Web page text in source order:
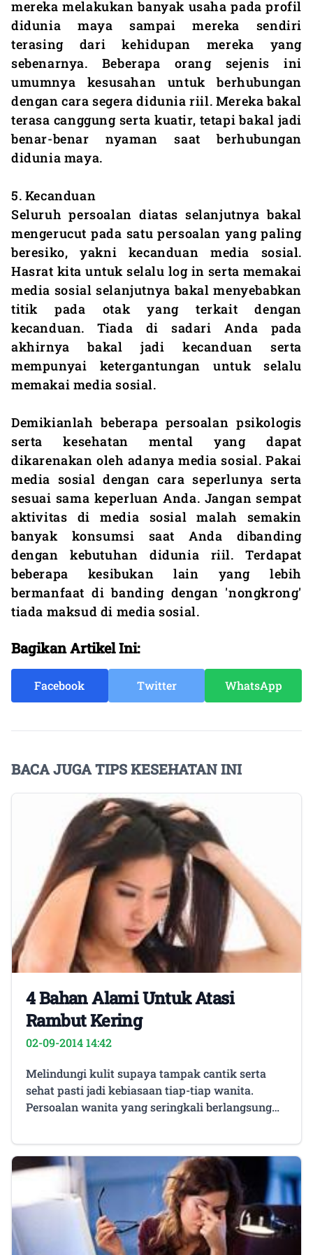
mereka melakukan banyak usaha pada profil
didunia maya sampai mereka sendiri
terasing dari kehidupan mereka yang
sebenarnya. Beberapa orang sejenis ini
umumnya kesusahan untuk berhubungan
dengan cara segera didunia riil. Mereka bakal
terasa canggung serta kuatir, tetapi bakal jadi
benar-benar nyaman saat berhubungan
didunia maya.
5. Kecanduan
Seluruh persoalan diatas selanjutnya bakal
mengerucut pada satu persoalan yang paling
beresiko, yakni kecanduan media sosial.
Hasrat kita untuk selalu log in serta memakai
media sosial selanjutnya bakal menyebabkan
titik pada otak yang terkait dengan
kecanduan. Tiada di sadari Anda pada
akhirnya bakal jadi kecanduan serta
mempunyai ketergantungan untuk selalu
memakai media sosial.
Demikianlah beberapa persoalan psikologis
serta kesehatan mental yang dapat
dikarenakan oleh adanya media sosial. Pakai
media sosial dengan cara seperlunya serta
sesuai sama keperluan Anda. Jangan sempat
aktivitas di media sosial malah semakin
banyak konsumsi saat Anda dibanding
dengan kebutuhan didunia riil. Terdapat
beberapa kesibukan lain yang lebih
bermanfaat di banding dengan 'nongkrong'
tiada maksud di media sosial.
Bagikan Artikel Ini:
Facebook Twitter WhatsApp
BACA JUGA TIPS KESEHATAN INI
4 Bahan Alami Untuk Atasi
Rambut Kering
02-09-2014 14:42
Melindungi kulit supaya tampak cantik serta
sehat pasti jadi kebiasaan tiap-tiap wanita.
Persoalan wanita yang seringkali berlangsung
mengakibatkan kerusakan tampilan, kulit kering
pula bisa bikin kulit gatal-gatal serta tidak
nyaman. Cuaca dingin atau ada di ruang ber-AC
pula bisa menyebabkan kulit kering serta kasar.
Janganlah bingung, berikut ini kami bakal
menyajikan solusis menjaga kulit kering : Baca
juga : 10 Langkah Cegah Sakit Punggung 1.